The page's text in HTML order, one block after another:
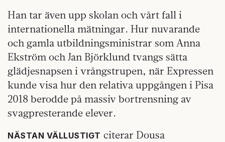
Han tar även upp skolan och vårt fall i
internationella mätningar. Hur nuvarande
och gamla utbildningsministrar som Anna
Ekström och Jan Björklund tvangs sätta
glädjesnapsen i vrångstrupen, när Expressen
kunde visa hur den relativa uppgången i Pisa
2018 berodde på massiv bortrensning av
svagpresterande elever.
NÄSTAN VÄLLUSTIGT citerar Dousa